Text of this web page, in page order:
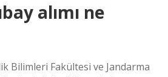
alımı ne
Bilimleri Fakültesi ve Jandarma